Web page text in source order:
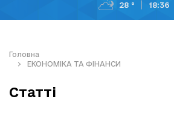
28 ° 18:36
Головна
ЕКОНОМІКА ТА ФІНАНСИ
Статті